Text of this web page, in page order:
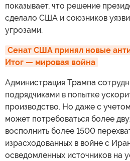
показывает, что решение
сделало США и союзников
угрозами.
Сенат США принял новые
Итог — мировая война
Администрация Трампа
подрядчиками в попытке
производство. Но даже с
может потребоваться более
восполнить более 1500
израсходованных в войне с
осведомленных источников на